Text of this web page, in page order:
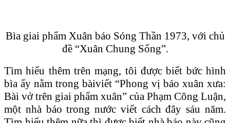
Bìa giai phẩm Xuân báo Sóng Thần 1973, với chủ
đề “Xuân Chung Sống”.
Tìm hiểu thêm trên mạng, tôi được biết bức hình
bìa ấy nằm trong bàiviết “Phong vị báo xuân xưa:
Bài vở trên giai phẩm xuân” của Phạm Công Luận,
một nhà báo trong nước viết cách đây sáu năm.